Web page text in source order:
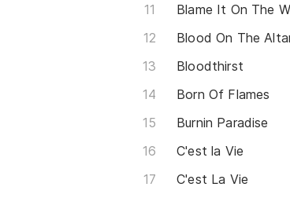
Blame It On The
Blood On The
Bloodthirst
Born Of Flames
Burnin Paradise
C'est la Vie
C'est La Vie